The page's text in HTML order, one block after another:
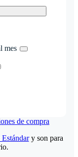
mes
de compra
y son para